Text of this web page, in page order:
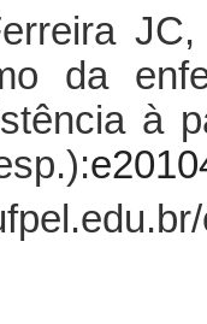
da
à
):